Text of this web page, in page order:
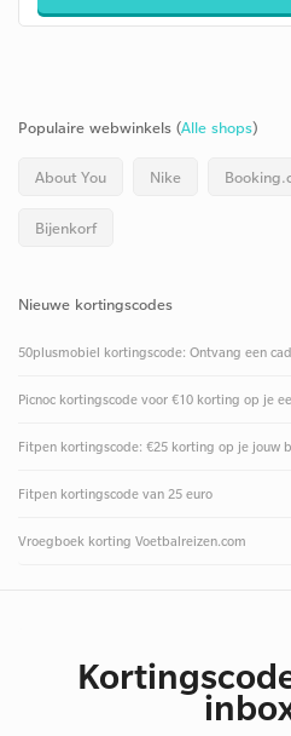
Populaire webwinkels (Alle shops)
About You Nike
Bijenkorf
Nieuwe kortingscodes
50plusmobiel kortingscode: Ontvang een
Picnoc kortingscode voor €10 korting op je
Fitpen kortingscode: €25 korting op je jouw
Fitpen kortingscode van 25 euro
Vroegboek korting Voetbalreizen.com